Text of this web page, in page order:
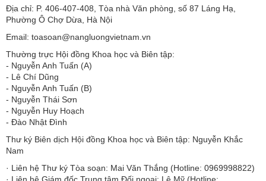
Địa chỉ: P. 406-407-408, Tòa nhà Văn phòng, số 87 Láng Hạ,
Phường Ô Chợ Dừa, Hà Nội
Email: toasoan@nangluongvietnam.vn
Thường trực Hội đồng Khoa học và Biên tập:
​​​​​​- Nguyễn Anh Tuấn (A)
- Lê Chí Dũng
- Nguyễn Anh Tuấn (B)
- Nguyễn Thái Sơn
- Nguyễn Huy Hoạch
- Đào Nhật Đình
Thư ký Biên dịch Hội đồng Khoa học và Biên tập: Nguyễn Khắc
Nam
· Liên hệ Thư ký Tòa soạn: Mai Văn Thắng (Hotline: 0969998822)